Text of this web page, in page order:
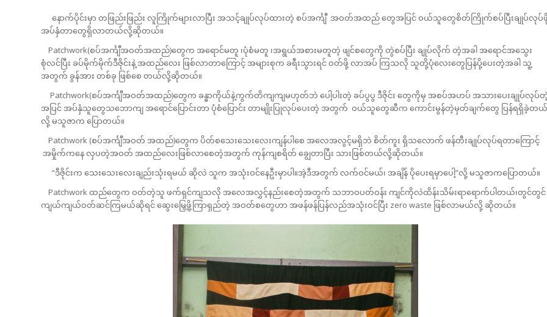
နောက်ပိုင်းမှာ တဖြည်းဖြည်း လူကြိုက်များလာပြီး အသင့်ချုပ်လုပ်ထားတဲ့ စပ်အင်္ကျီ အဝတ်အထည် တွေအပြင် ဝယ်သူတွေစိတ်ကြိုက်စပ်ပြီးချုပ်လုပ်
အပ်နှံတာတွေရှိလာတယ်လို့ဆိုတယ်။
Patchwork(စပ်အင်္ကျီအဝတ်အထည်)တွေက အရောင်မတူ ၊ပုံစံမတူ ၊အရွယ်အစားမတူတဲ့ ဖျင်စတွေကို တွဲစပ်ပြီး ချုပ်လိုက် တဲ့အခါ အရောင်အသွေး
စုံလင်ပြီး ခပ်မိုက်မိုက်ဒီဇိုင်းနဲ့ အထည်လေး ဖြစ်လာတာကြောင့် အများစုက ခရီးသွားရင် ဝတ်ဖို့ လာအပ် ကြသလို သူတို့ပုံလေးတွေပြန်ပို့ပေးတဲ့အခါ သူ့
အတွက် ခွန်အား တစ်ခု ဖြစ်စေ တယ်လို့ဆိုတယ်။
Patchwork(စပ်အင်္ကျီအဝတ်အထည်)တွေက ခန္ဓာကိုယ်နဲ့ကွက်တိကျကျမဟုတ်ဘဲ ပေါ့ပါးတဲ့ ခပ်ပွပွ ဒီဇိုင်း တွေကိုမှ အစပ်အဟပ် အသားပေးချုပ်လုပ်
အပြင် အပ်နှံသူတွေသဘောကျ အရောင်ပြောင်းတာ ပုံစံပြောင်း တာမျိုးပြုလုပ်ပေးတဲ့ အတွက် ဝယ်သူတွေဆီက ကောင်းမွန်တဲ့မှတ်ချက်တွေ ပြန်ရရှိခဲ့တယ်
လို့ မသူဇာက ပြောတယ်။
Patchwork (စပ်အင်္ကျီအဝတ် အထည်)တွေက ပိတ်စသေးသေးလေးကျန်ပါစေ အလေအလွင့်မရှိဘဲ စိတ်ကူး ရှိသလောက် ဖန်တီးချုပ်လုပ်ရတာကြောင့်
အမှိုက်ကနေ လှပတဲ့အဝတ် အထည်လေးဖြစ်လာစေတဲ့အတွက် ကုန်ကျစရိတ် ချွေတာပြီး သားဖြစ်တယ်လို့ဆိုတယ်။
“ဒီဇိုင်းက သေးသေးလေးချည်းသုံးရမယ် ဆိုလဲ သူက အသုံးဝင်နေဦးမှာပါ။အဲ့ဒီအတွက် လက်ဝင်မယ်၊ အချိန် ပိုပေးရမှာပေါ့”လို့ မသူဇာကပြောတယ်။
Patchwork ထည်တွေက ဝတ်တဲ့သူ ဖက်ရှင်ကျသလို အလေအလွှင့်နည်းစေတဲ့အတွက် သဘာဝပတ်ဝန်း ကျင်ကိုလဲထိန်းသိမ်းရာရောက်ပါတယ်၊တွင်တွင်
ကျယ်ကျယ်ဝတ်ဆင်ကြမယ်ဆိုရင် ဆွေးမြှေ့ဖို့ကြာရှည်တဲ့ အဝတ်စတွေဟာ အဖန်ဖန်ပြန်လည်အသုံးဝင်ပြီး zero waste ဖြစ်လာမယ်လို့ ဆိုတယ်။